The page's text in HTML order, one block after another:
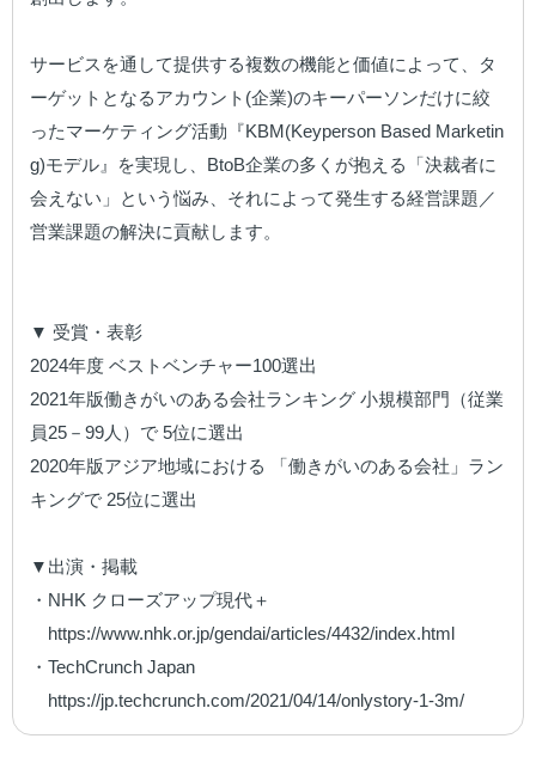
サービスを通して提供する複数の機能と価値によって、タ
ーゲットとなるアカウント(企業)のキーパーソンだけに絞
ったマーケティング活動『KBM(Keyperson Based Marketin
g)モデル』を実現し、BtoB企業の多くが抱える「決裁者に
会えない」という悩み、それによって発生する経営課題／
営業課題の解決に貢献します。
▼ 受賞・表彰
2024年度 ベストベンチャー100選出
2021年版働きがいのある会社ランキング 小規模部門（従業
員25－99人）で 5位に選出
2020年版アジア地域における 「働きがいのある会社」ラン
キングで 25位に選出
▼出演・掲載
・NHK クローズアップ現代＋
https://www.nhk.or.jp/gendai/articles/4432/index.html
・TechCrunch Japan
https://jp.techcrunch.com/2021/04/14/onlystory-1-3m/